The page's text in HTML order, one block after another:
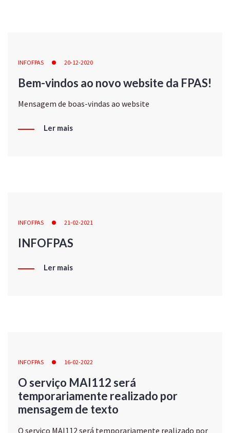
INFOFPAS 20-12-2020
Bem-vindos ao novo website da FPAS!
Mensagem de boas-vindas ao website
Ler mais
INFOFPAS 21-02-2021
INFOFPAS
Ler mais
INFOFPAS 16-02-2022
O serviço MAI112 será
temporariamente realizado por
mensagem de texto
O serviço MAI112 será temporariamente realizado por